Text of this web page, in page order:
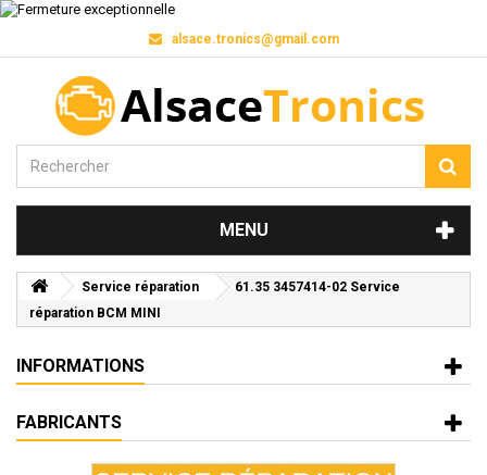
alsace.tronics@gmail.com
MENU
Service réparation
61.35 3457414-02 Service
réparation BCM MINI
INFORMATIONS
FABRICANTS